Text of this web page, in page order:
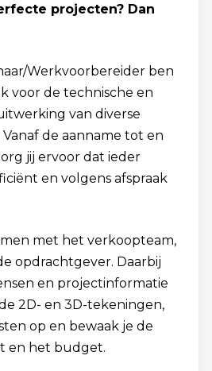
projecten? Dan
Werkvoorbereider ben
voor de technische en
van diverse
de aanname tot en
jij ervoor dat ieder
en volgens afspraak
met het verkoopteam,
opdrachtgever. Daarbij
en projectinformatie
2D- en 3D-tekeningen,
op en bewaak je de
en het budget.